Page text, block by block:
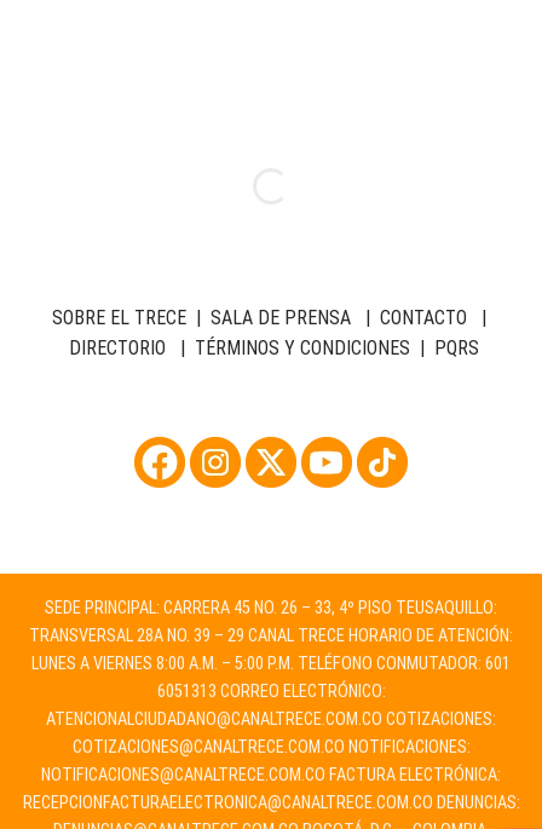
SOBRE EL TRECE| SALA DE PRENSA| CONTACTO
DIRECTORIO
TÉRMINOS Y CONDICIONES PQRS
SEDE PRINCIPAL: CARRERA 45 NO. 26 – 33, 4º PISO TEUSAQUILLO:
TRANSVERSAL 28A NO. 39 – 29 CANAL TRECE HORARIO DE ATENCIÓN:
LUNES A VIERNES 8:00 A.M. – 5:00 P.M. TELÉFONO CONMUTADOR: 601
6051313 CORREO ELECTRÓNICO:
ATENCIONALCIUDADANO@CANALTRECE.COM.CO COTIZACIONES:
COTIZACIONES@CANALTRECE.COM.CO NOTIFICACIONES:
NOTIFICACIONES@CANALTRECE.COM.CO FACTURA ELECTRÓNICA:
RECEPCIONFACTURAELECTRONICA@CANALTRECE.COM.CO DENUNCIAS: